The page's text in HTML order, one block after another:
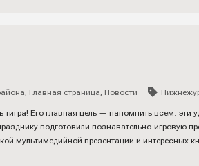
, Главная страница, Новости
Его главная цель — напомнить всем:
подготовили познавательно‑игровую
мультимедийной презентации и интересных